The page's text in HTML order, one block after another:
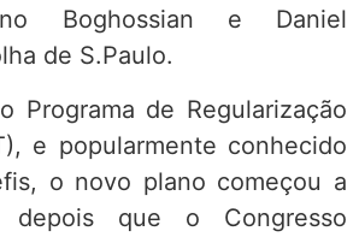
Boghossian e Daniel
de S.Paulo.
Programa de Regularização
e popularmente conhecido
o novo plano começou a
depois que o Congresso